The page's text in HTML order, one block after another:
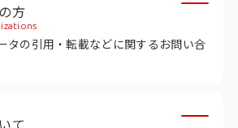
関する課題
課題
課題
方
タの引用・転載などに関するお問い合
て